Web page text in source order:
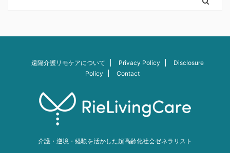
遠隔介護リモケアについて Privacy Policy
Disclosure
Policy
Contact
介護・逆境・経験を活かした超高齢化社会ゼネラリスト